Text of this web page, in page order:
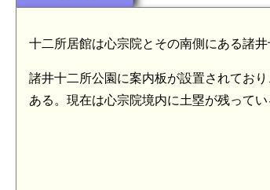
十二所居館は心宗院とその南側にある諸
諸井十二所公園に案内板が設置されてお
ある。現在は心宗院境内に土塁が残ってい